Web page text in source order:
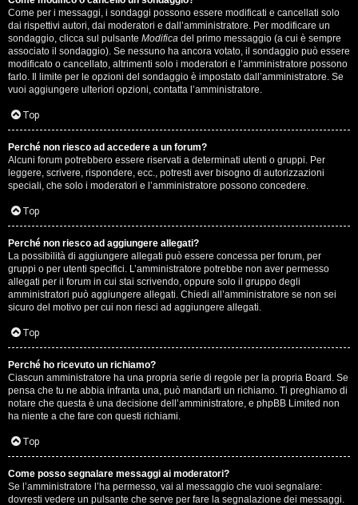
Come per i messaggi, i sondaggi possono essere modificati e cancellati solo
dai rispettivi autori, dai moderatori e dall’amministratore. Per modificare un
sondaggio, clicca sul pulsante Modifica del primo messaggio (a cui è sempre
associato il sondaggio). Se nessuno ha ancora votato, il sondaggio può essere
modificato o cancellato, altrimenti solo i moderatori e l’amministratore possono
farlo. Il limite per le opzioni del sondaggio è impostato dall’amministratore. Se
vuoi aggiungere ulteriori opzioni, contatta l’amministratore.
Top
Perché non riesco ad accedere a un forum?
Alcuni forum potrebbero essere riservati a determinati utenti o gruppi. Per
leggere, scrivere, rispondere, ecc., potresti aver bisogno di autorizzazioni
speciali, che solo i moderatori e l’amministratore possono concedere.
Top
Perché non riesco ad aggiungere allegati?
La possibilità di aggiungere allegati può essere concessa per forum, per
gruppi o per utenti specifici. L’amministratore potrebbe non aver permesso
allegati per il forum in cui stai scrivendo, oppure solo il gruppo degli
amministratori può aggiungere allegati. Chiedi all’amministratore se non sei
sicuro del motivo per cui non riesci ad aggiungere allegati.
Top
Perché ho ricevuto un richiamo?
Ciascun amministratore ha una propria serie di regole per la propria Board. Se
pensa che tu ne abbia infranta una, può mandarti un richiamo. Ti preghiamo di
notare che questa è una decisione dell’amministratore, e phpBB Limited non
ha niente a che fare con questi richiami.
Top
Come posso segnalare messaggi ai moderatori?
Se l’amministratore l’ha permesso, vai al messaggio che vuoi segnalare:
dovresti vedere un pulsante che serve per fare la segnalazione dei messaggi.
s
t
i
n
o
.
.
.
R
e
s
o
c
o
n
t
i
S